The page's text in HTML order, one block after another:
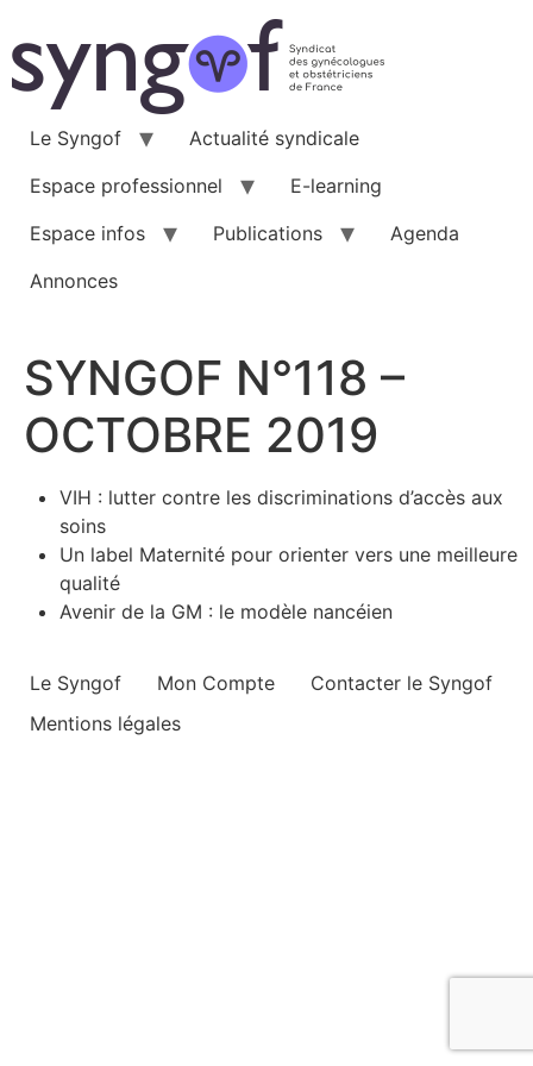
au
contenu
Le Syngof
Actualité syndicale
Espace professionnel
E-learning
Espace infos
Publications
Agenda
Annonces
SYNGOF N°118 –
OCTOBRE 2019
VIH : lutter contre les discriminations d’accès aux
soins
Un label Maternité pour orienter vers une meilleure
qualité
Avenir de la GM : le modèle nancéien
Le Syngof Mon Compte
Contacter le Syngof
Mentions légales